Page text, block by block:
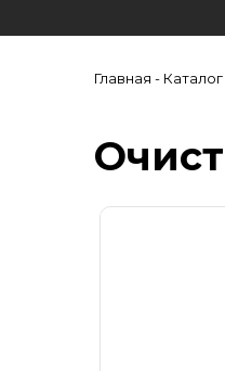
Главная - Каталог